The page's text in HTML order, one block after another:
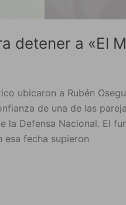
detener a «El
ubicaron a Rubén
de una de las
la Defensa Nacional. El
fecha supieron